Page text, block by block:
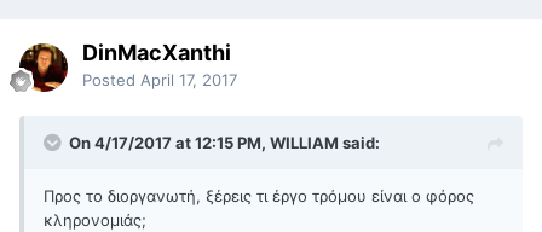
DinMacXanthi
Posted April 17, 2017
On 4/17/2017 at 12:15 PM, WILLIAM said:
Προς το διοργανωτή, ξέρεις τι έργο τρόμου είναι ο φόρος
κληρονομιάς;